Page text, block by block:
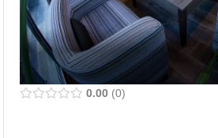
0.00 0